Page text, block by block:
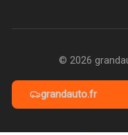
© 2026
grandauto.fr